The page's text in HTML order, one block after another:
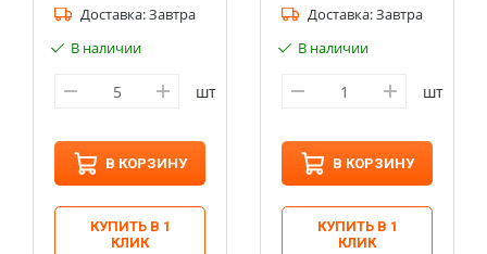
Доставка:Завтра
В наличии
шт
В КОРЗИНУ
КУПИТЬ В 1
КЛИК
Доставка:Завтра
В наличии
шт
В КОРЗИНУ
КУПИТЬ В 1
КЛИК